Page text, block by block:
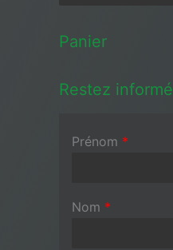
Panier
Restez informé
Prénom *
Nom *